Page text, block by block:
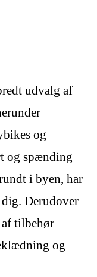
udvalg af
og
og spænding
i byen, har
Derudover
tilbehør
og